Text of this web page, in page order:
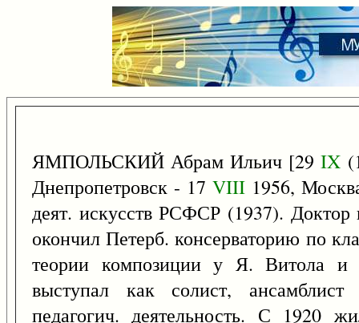
ЯМПОЛЬСКИЙ Абрам Ильич [29IX
Днепропетровск - 17 VIII 1956,
деят. искусств РСФСР (1937). Доктор
окончил Петерб. консерваторию по
теории композиции у Я. Витола
выступал как солист,
педагогич. деятельность. С 1920